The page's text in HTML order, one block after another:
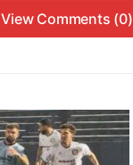
View Comments (0)